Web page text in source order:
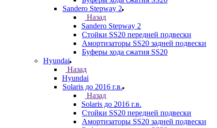
Sandero Stepway 2
Назад
Sandero Stepway 2
Стойки SS20 передней подвески
Амортизаторы SS20 задней подвески
Буферы хода сжатия SS20
Hyundai
Назад
Hyundai
Solaris до 2016 г.в.
Назад
Solaris до 2016 г.в.
Стойки SS20 передней подвески
Амортизаторы SS20 задней подвески